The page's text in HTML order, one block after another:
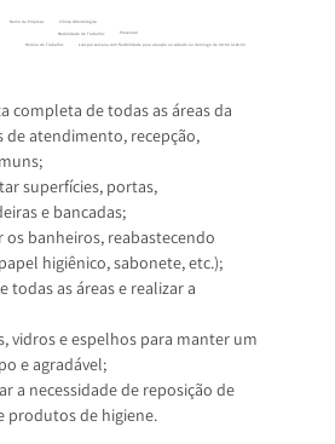
completa de todas as áreas da
de atendimento, recepção,
superfícies, portas,
e bancadas;
os banheiros, reabastecendo
higiênico, sabonete, etc.);
de todas as áreas e realizar a
vidros e espelhos para manter um
e agradável;
a necessidade de reposição de
produtos de higiene.
1 vez por semana com flexibilidade para atuação no sábado ou domingo de 08:00 às 16:00
Horário de Trabalho:
Presencial
Modalidade de Trabalho:
Clínica Odontológica
Ramo da Empresa: